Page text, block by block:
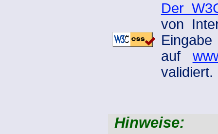
Der
von
auf
validiert.
Hinweise: